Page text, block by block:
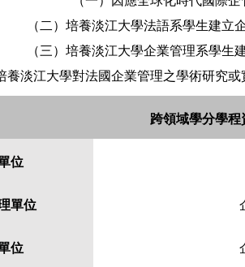
（二）培養淡江大學法語系學生建立
（三）培養淡江大學企業管理系學生
養淡江大學對法國企業管理之學術研究
跨領域學分學程
位
單位
位